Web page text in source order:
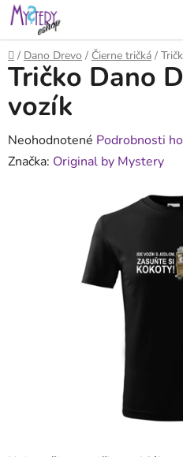
Prejsť
na
obsah
Domov
/ Dano Drevo / Čierne tričká /
Tričko Dano
vozík
Priemerné
hodnotenie
Neohodnotené Podrobnosti
Značka: Original by Mystery